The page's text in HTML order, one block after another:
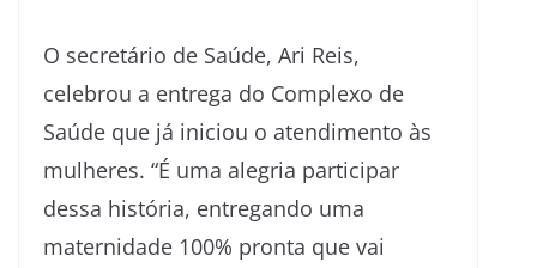
O secretário de Saúde, Ari Reis,
celebrou a entrega do Complexo de
Saúde que já iniciou o atendimento às
mulheres. “É uma alegria participar
dessa história, entregando uma
maternidade 100% pronta que vai